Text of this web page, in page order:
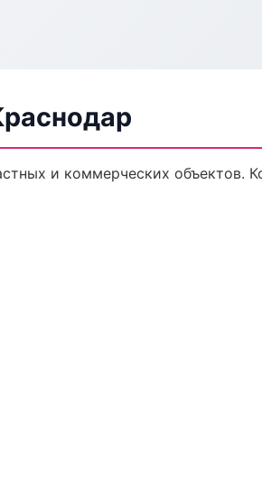
и коммерческих объектов.